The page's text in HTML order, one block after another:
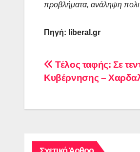
προβλήματα, ανάληψη
Πηγή: liberal.gr
Πλοήγηση
άρθρων
Τέλος ταφής: Σε
Κυβέρνησης –